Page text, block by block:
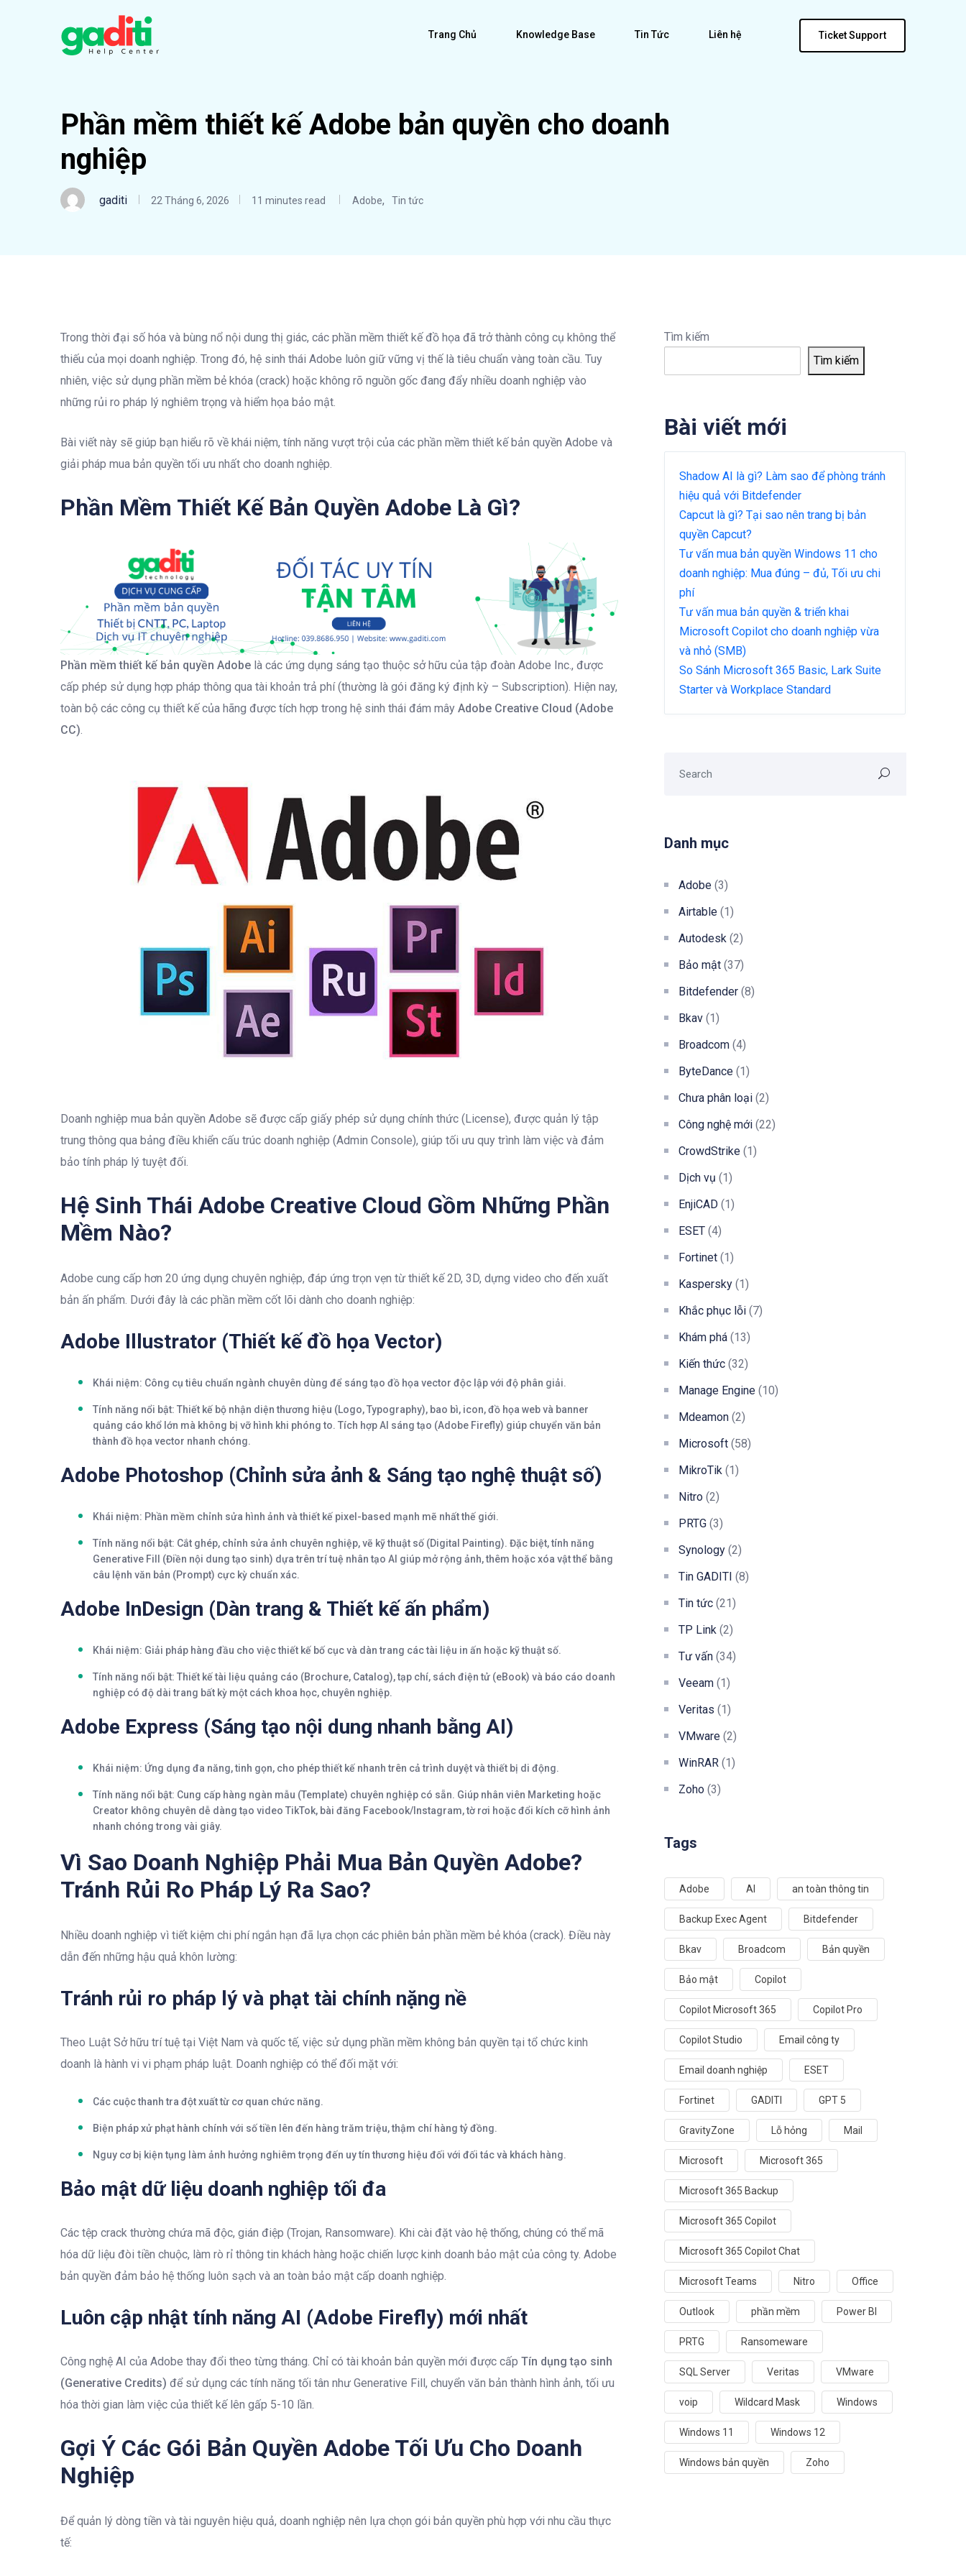
Trang Chủ Knowledge Base Tin Tức Liên hệ Ticket Support
Phần mềm thiết kế Adobe bản quyền cho doanh
nghiệp
gaditi 22 Tháng 6, 2026 11 minutes read Adobe, Tin tức
Trong thời đại số hóa và bùng nổ nội dung thị giác, các phần mềm thiết kế đồ họa đã trở thành công cụ không thể
thiếu của mọi doanh nghiệp. Trong đó, hệ sinh thái Adobe luôn giữ vững vị thế là tiêu chuẩn vàng toàn cầu. Tuy
nhiên, việc sử dụng phần mềm bẻ khóa (crack) hoặc không rõ nguồn gốc đang đẩy nhiều doanh nghiệp vào
những rủi ro pháp lý nghiêm trọng và hiểm họa bảo mật.
Bài viết này sẽ giúp bạn hiểu rõ về khái niệm, tính năng vượt trội của các phần mềm thiết kế bản quyền Adobe và
giải pháp mua bản quyền tối ưu nhất cho doanh nghiệp.
Phần Mềm Thiết Kế Bản Quyền Adobe Là Gì?
Phần mềm thiết kế bản quyền Adobe là các ứng dụng sáng tạo thuộc sở hữu của tập đoàn Adobe Inc., được
cấp phép sử dụng hợp pháp thông qua tài khoản trả phí (thường là gói đăng ký định kỳ – Subscription). Hiện nay,
toàn bộ các công cụ thiết kế của hãng được tích hợp trong hệ sinh thái đám mây Adobe Creative Cloud (Adobe
CC)
Doanh nghiệp mua bản quyền Adobe sẽ được cấp giấy phép sử dụng chính thức (License), được quản lý tập
trung thông qua bảng điều khiển cấu trúc doanh nghiệp (Admin Console), giúp tối ưu quy trình làm việc và đảm
bảo tính pháp lý tuyệt đối.
Hệ Sinh Thái Adobe Creative Cloud Gồm Những Phần
Mềm Nào?
Adobe cung cấp hơn 20 ứng dụng chuyên nghiệp, đáp ứng trọn vẹn từ thiết kế 2D, 3D, dựng video cho đến xuất
bản ấn phẩm. Dưới đây là các phần mềm cốt lõi dành cho doanh nghiệp:
Adobe Illustrator (Thiết kế đồ họa Vector)
Khái niệm: Công cụ tiêu chuẩn ngành chuyên dùng để sáng tạo đồ họa vector độc lập với độ phân giải.
Tính năng nổi bật: Thiết kế bộ nhận diện thương hiệu (Logo, Typography), bao bì, icon, đồ họa web và banner
quảng cáo khổ lớn mà không bị vỡ hình khi phóng to. Tích hợp AI sáng tạo (Adobe Firefly) giúp chuyển văn bản
thành đồ họa vector nhanh chóng.
Adobe Photoshop (Chỉnh sửa ảnh & Sáng tạo nghệ thuật số)
Khái niệm: Phần mềm chỉnh sửa hình ảnh và thiết kế pixel-based mạnh mẽ nhất thế giới.
Tính năng nổi bật: Cắt ghép, chỉnh sửa ảnh chuyên nghiệp, vẽ kỹ thuật số (Digital Painting). Đặc biệt, tính năng
Generative Fill (Điền nội dung tạo sinh) dựa trên trí tuệ nhân tạo AI giúp mở rộng ảnh, thêm hoặc xóa vật thể bằng
câu lệnh văn bản (Prompt) cực kỳ chuẩn xác.
Adobe InDesign (Dàn trang & Thiết kế ấn phẩm)
Khái niệm: Giải pháp hàng đầu cho việc thiết kế bố cục và dàn trang các tài liệu in ấn hoặc kỹ thuật số.
Tính năng nổi bật: Thiết kế tài liệu quảng cáo (Brochure, Catalog), tạp chí, sách điện tử (eBook) và báo cáo doanh
nghiệp có độ dài trang bất kỳ một cách khoa học, chuyên nghiệp.
Adobe Express (Sáng tạo nội dung nhanh bằng AI)
Khái niệm: Ứng dụng đa năng, tinh gọn, cho phép thiết kế nhanh trên cả trình duyệt và thiết bị di động.
Tính năng nổi bật: Cung cấp hàng ngàn mẫu (Template) chuyên nghiệp có sẵn. Giúp nhân viên Marketing hoặc
Creator không chuyên dễ dàng tạo video TikTok, bài đăng Facebook/Instagram, tờ rơi hoặc đổi kích cỡ hình ảnh
nhanh chóng trong vài giây.
Vì Sao Doanh Nghiệp Phải Mua Bản Quyền Adobe?
Tránh Rủi Ro Pháp Lý Ra Sao?
Nhiều doanh nghiệp vì tiết kiệm chi phí ngắn hạn đã lựa chọn các phiên bản phần mềm bẻ khóa (crack). Điều này
dẫn đến những hậu quả khôn lường:
Tránh rủi ro pháp lý và phạt tài chính nặng nề
Theo Luật Sở hữu trí tuệ tại Việt Nam và quốc tế, việc sử dụng phần mềm không bản quyền tại tổ chức kinh
doanh là hành vi vi phạm pháp luật. Doanh nghiệp có thể đối mặt với:
Các cuộc thanh tra đột xuất từ cơ quan chức năng.
Biện pháp xử phạt hành chính với số tiền lên đến hàng trăm triệu, thậm chí hàng tỷ đồng.
Nguy cơ bị kiện tụng làm ảnh hưởng nghiêm trọng đến uy tín thương hiệu đối với đối tác và khách hàng.
Bảo mật dữ liệu doanh nghiệp tối đa
Các tệp crack thường chứa mã độc, gián điệp (Trojan, Ransomware). Khi cài đặt vào hệ thống, chúng có thể mã
hóa dữ liệu đòi tiền chuộc, làm rò rỉ thông tin khách hàng hoặc chiến lược kinh doanh bảo mật của công ty. Adobe
bản quyền đảm bảo hệ thống luôn sạch và an toàn bảo mật cấp doanh nghiệp.
Luôn cập nhật tính năng AI (Adobe Firefly) mới nhất
Công nghệ AI của Adobe thay đổi theo từng tháng. Chỉ có tài khoản bản quyền mới được cấp Tín dụng tạo sinh
(Generative Credits) để sử dụng các tính năng tối tân như Generative Fill, chuyển văn bản thành hình ảnh, tối ưu
hóa thời gian làm việc của thiết kế lên gấp 5-10 lần.
Gợi Ý Các Gói Bản Quyền Adobe Tối Ưu Cho Doanh
Nghiệp
Để quản lý dòng tiền và tài nguyên hiệu quả, doanh nghiệp nên lựa chọn gói bản quyền phù hợp với nhu cầu thực
tế:
Tìm kiếm
Tìm kiếm
Bài viết mới
Shadow AI là gì? Làm sao để phòng tránh
hiệu quả với Bitdefender
Capcut là gì? Tại sao nên trang bị bản
quyền Capcut?
Tư vấn mua bản quyền Windows 11 cho
doanh nghiệp: Mua đúng – đủ, Tối ưu chi
phí
Tư vấn mua bản quyền & triển khai
Microsoft Copilot cho doanh nghiệp vừa
và nhỏ (SMB)
So Sánh Microsoft 365 Basic, Lark Suite
Starter và Workplace Standard
Danh mục
Adobe (3)
Airtable (1)
Autodesk (2)
Bảo mật (37)
Bitdefender (8)
Bkav (1)
Broadcom (4)
ByteDance (1)
Chưa phân loại (2)
Công nghệ mới (22)
CrowdStrike (1)
Dịch vụ (1)
EnjiCAD (1)
ESET (4)
Fortinet (1)
Kaspersky (1)
Khắc phục lỗi (7)
Khám phá (13)
Kiến thức (32)
Manage Engine (10)
Mdeamon (2)
Microsoft (58)
MikroTik (1)
Nitro (2)
PRTG (3)
Synology (2)
Tin GADITI (8)
Tin tức (21)
TP Link (2)
Tư vấn (34)
Veeam (1)
Veritas (1)
VMware (2)
WinRAR (1)
Zoho (3)
Tags
Adobe AI an toàn thông tin
Backup Exec Agent Bitdefender
Bkav Broadcom Bản quyền
Bảo mật Copilot
Copilot Microsoft 365 Copilot Pro
Copilot Studio Email công ty
Email doanh nghiệp ESET
Fortinet GADITI GPT 5
GravityZone Lỗ hỏng Mail
Microsoft Microsoft 365
Microsoft 365 Backup
Microsoft 365 Copilot
Microsoft 365 Copilot Chat
Microsoft Teams Nitro Office
Outlook phần mềm Power BI
PRTG Ransomeware
SQL Server Veritas VMware
voip Wildcard Mask Windows
Windows 11 Windows 12
Windows bản quyền Zoho